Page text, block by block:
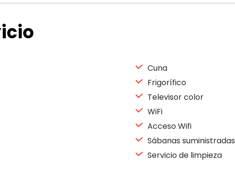
Cuna
Frigorífico
Televisor color
WiFi
Acceso Wifi
Sábanas suministradas
Servicio de limpieza